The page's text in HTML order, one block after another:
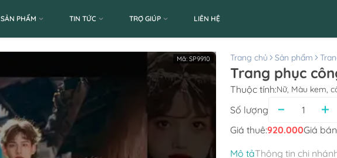
SẢN PHẨM TIN TỨC TRỢ GIÚP LIÊN HỆ
Mã: SP9910 Trang chủ Sản phẩm
Trang phục
Thuộc tính:Nữ, Màu kem,
Số lượng
Giá thuê:920.000Giá
Mô tảThông tin chi